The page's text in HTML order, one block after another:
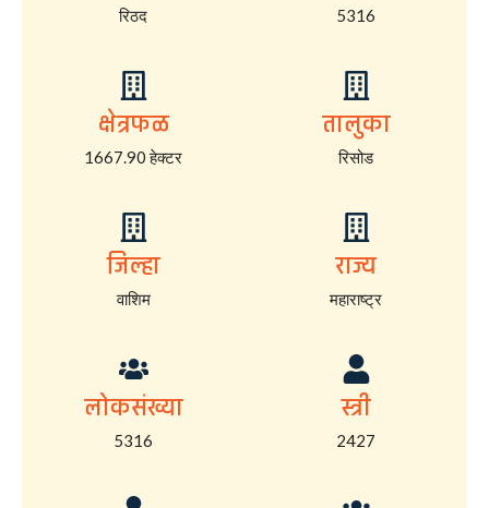
रिठद 5316
क्षेत्रफळ
1667.90 हेक्टर
तालुका
रिसोड
जिल्हा
वाशिम
राज्य
महाराष्ट्र
लोकसंख्या
5316
स्त्री
2427